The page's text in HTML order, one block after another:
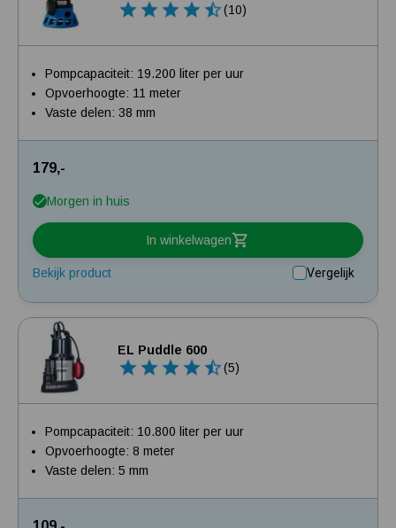
(10)
Pompcapaciteit: 19.200 liter per uur
Opvoerhoogte: 11 meter
Vaste delen: 38 mm
179,-
Morgen in huis
In winkelwagen
Bekijk product Vergelijk
EL Puddle 600
(5)
Pompcapaciteit: 10.800 liter per uur
Opvoerhoogte: 8 meter
Vaste delen: 5 mm